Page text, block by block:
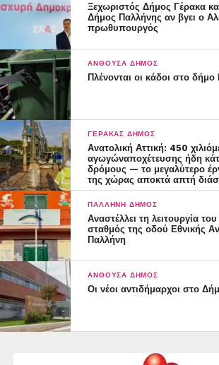
Ξεχωριστός Δήμος Γέρακα
Δήμος Παλλήνης αν βγει ο
πρωθυπουργός
ΑΝΘΟΎΣΑ ΔΉΜΟΣ
Πλένονται οι κάδοι στο
ΓΈΡΑΚΑΣ ΔΉΜΟΣ
Ανατολική Αττική: 450
αγωγώναποχέτευσης ήδη
δρόμους — το μεγαλύτερο
της χώρας αποκτά απτή
ΠΑΛΛΉΝΗ ΔΉΜΟΣ
Αναστέλλει τη λειτουργία
σταθμός της οδού Εθνικής
Παλλήνη
ΑΝΘΟΎΣΑ ΔΉΜΟΣ
Οι νέοι αντιδήμαρχοι στο